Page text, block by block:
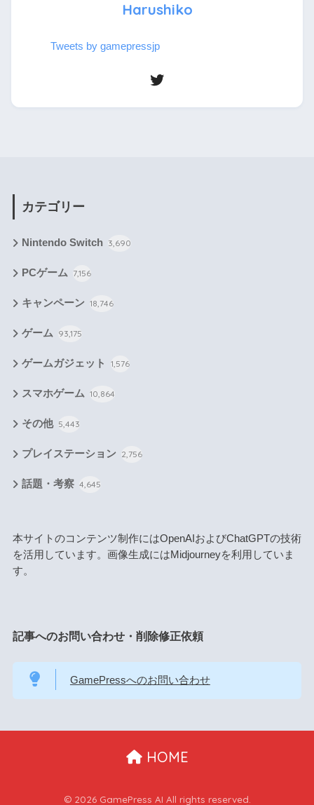
Harushiko
Tweets by gamepressjp
カテゴリー
Nintendo Switch 3,690
PCゲーム 7,156
キャンペーン 18,746
ゲーム 93,175
ゲームガジェット 1,576
スマホゲーム 10,864
その他 5,443
プレイステーション 2,756
話題・考察 4,645
本サイトのコンテンツ制作にはOpenAIおよびChatGPTの技術
を活用しています。画像生成にはMidjourneyを利用していま
す。
記事へのお問い合わせ・削除修正依頼
GamePressへのお問い合わせ
HOME
© 2026 GamePress AI All rights reserved.